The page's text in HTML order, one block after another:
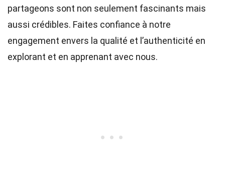
partageons sont non seulement fascinants mais
aussi crédibles. Faites confiance à notre
engagement envers la qualité et l’authenticité en
explorant et en apprenant avec nous.